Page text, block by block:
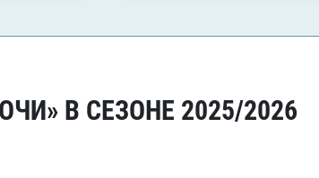
В СЕЗОНЕ 2025/2026